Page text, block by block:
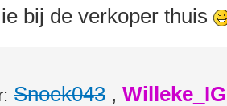
ie bij de verkoper thuis
Snoek043 ,